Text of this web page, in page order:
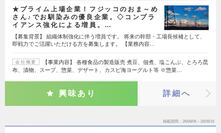
★プライム上場企業！フジッコのおま～め
さん♪でお馴染みの優良企業。◇コンプラ
イアンス強化による増員。…
【募集背景】 組織体制強化に伴う増員です。 将来の幹部・工場長候補として、
即戦力でご活躍いただける方を募集します。 【業務内容…
会社概要
【事業内容】 各種食品の製造販売 煮豆、佃煮、塩こんぶ、とろろ昆
布、漬物、スープ、惣菜、デザート、カスピ海ヨーグルト等 ※惣菜…
興味あり 詳細へ
掲載期間 26/08/06～26/08/19